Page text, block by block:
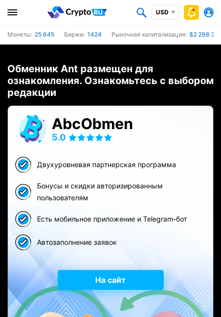
USD
Монеты: 25 645 Биржи: 1424 Рыночная капитализация: $2 298
Обменник Ant размещен для
ознакомления. Ознакомьтесь с выбором
редакции
AbcObmen
5.0
Двухуровневая партнерская программа
Бонусы и скидки авторизированным
пользователям
Есть мобильное приложение и Telegram-бот
Автозаполнение заявок
На сайт